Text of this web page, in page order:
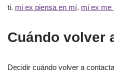
ti. mi ex piensa en mí. mi ex me
Cuándo volver
Decidir cuándo volver a